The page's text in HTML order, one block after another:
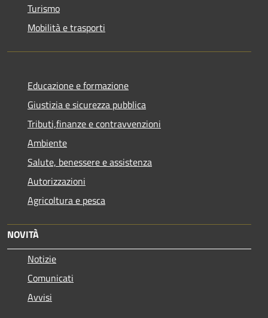
Turismo
Mobilità e trasporti
Educazione e formazione
Giustizia e sicurezza pubblica
Tributi,finanze e contravvenzioni
Ambiente
Salute, benessere e assistenza
Autorizzazioni
Agricoltura e pesca
NOVITÀ
Notizie
Comunicati
Avvisi